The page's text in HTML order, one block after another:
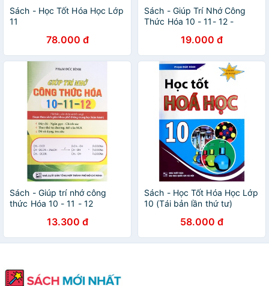
Sách - Học Tốt Hóa Học Lớp
11
78.000 đ
Sách - Giúp Trí Nhớ Công
Thức Hóa 10 - 11- 12 -
19.000 đ
Sách - Giúp trí nhớ công
thức Hóa 10 - 11 - 12
13.300 đ
Sách - Học Tốt Hóa Học Lớp
10 (Tái bản lần thứ tư)
58.000 đ